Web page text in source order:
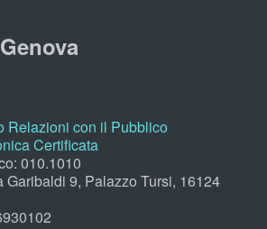
Relazioni con il Pubblico
Certificata
010.1010
Garibaldi 9, Palazzo Tursi, 16124